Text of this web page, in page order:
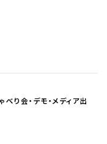
り会・デモ・メディア出